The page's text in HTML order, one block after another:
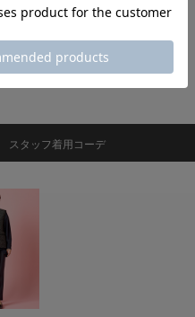
VERY STORE セレクション
ALEGRE
7,150円
SOLD OUT!
スタッフ着用コーデ